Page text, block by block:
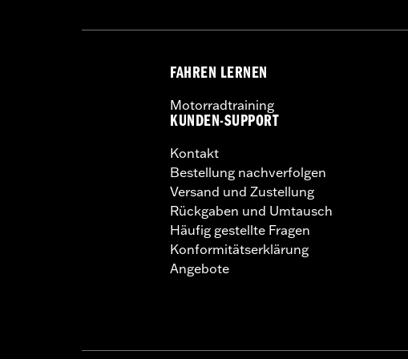
FAHREN LERNEN
Motorradtraining
KUNDEN-SUPPORT
Kontakt
Bestellung nachverfolgen
Versand und Zustellung
Rückgaben und Umtausch
Häufig gestellte Fragen
Konformitätserklärung
Angebote